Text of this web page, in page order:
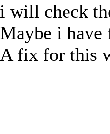
i will check
Maybe i have
A fix for this